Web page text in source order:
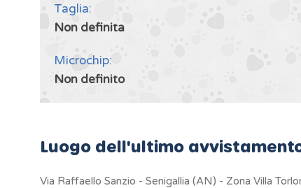
Taglia:
Non definita
Microchip:
Non definito
Luogo dell'ultimo
Via Raffaello Sanzio - Senigallia (AN) - Zona Villa